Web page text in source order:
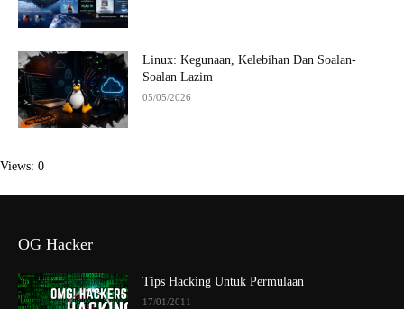
Linux: Kegunaan, Kelebihan Dan Soalan-
Soalan Lazim
05/05/2026
Views: 0
OG Hacker
Tips Hacking Untuk Permulaan
17/01/2011